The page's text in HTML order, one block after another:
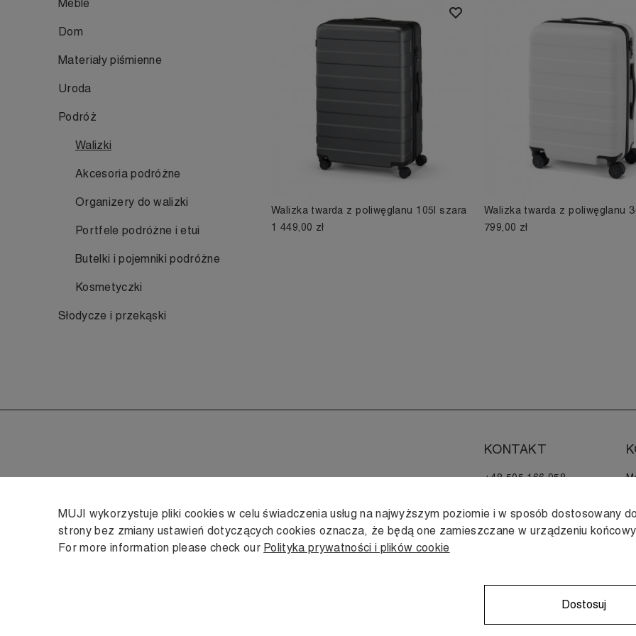
Meble
Dom
Materiały piśmienne
Uroda
Podróż
Walizki
Akcesoria podróżne
Organizery do walizki
Portfele podróżne i etui
Butelki i pojemniki podróżne
Kosmetyczki
Słodycze i przekąski
Walizka twarda z poliwęglanu 105l szara
1 449,00 zł
Walizka twarda z poliwęglanu
799,00 zł
KONTAKT
+48 505 166 958
Infolinia czynna
od poniedziałku do piątku
MUJI wykorzystuje pliki cookies w celu świadczenia usług na najwyższym poziomie i w sposób dostosowany
strony bez zmiany ustawień dotyczących cookies oznacza, że będą one zamieszczane w urządzeniu
For more information please check our Polityka prywatności i plików cookie
Dostosuj